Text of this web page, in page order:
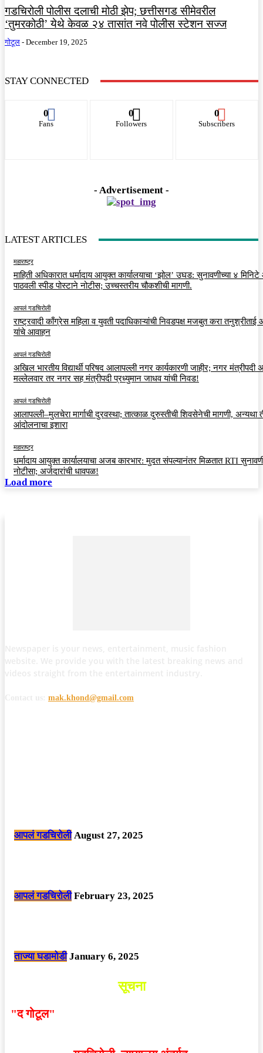
गडचिरोली पोलीस दलाची मोठी झेप; छत्तीसगड सीमेवरील
‘तुमरकोठी’ येथे केवळ २४ तासांत नवे पोलीस स्टेशन सज्ज
गोटूल - December 19, 2025
STAY CONNECTED
0
Fans
0
Followers
0
Subscribers
- Advertisement -
LATEST ARTICLES
महाराष्ट्र
माहिती अधिकारात धर्मादाय आयुक्त कार्यालयाचा ‘झोल’ उघड: सुनावणीच्या ४
पाठवली स्पीड पोस्टाने नोटीस; उच्चस्तरीय चौकशीची मागणी.
आपलं गडचिरोली
राष्ट्रवादी काँग्रेस महिला व युवती पदाधिकाऱ्यांची निवडपक्ष मजबुत करा तनुश्रीताई
यांचे आवाहन
आपलं गडचिरोली
अखिल भारतीय विद्यार्थी परिषद आलापल्ली नगर कार्यकारणी जाहीर; नगर मंत्रीपदी
मल्लेलवार तर नगर सह मंत्रीपदी प्रध्युमान जाधव यांची निवड!
आपलं गडचिरोली
आलापल्ली–मुलचेरा मार्गाची दुरवस्था; तात्काळ दुरुस्तीची शिवसेनेची मागणी, अन्यथा
आंदोलनाचा इशारा
महाराष्ट्र
धर्मादाय आयुक्त कार्यालयाचा अजब कारभार: मुदत संपल्यानंतर मिळतात RTI
नोटीसा; अर्जदारांची धावपळ!
Load more
mak.khond@gmail.com
आपलं गडचिरोली August 27, 2025
आपलं गडचिरोली February 23, 2025
ताज्या घडामोडी January 6, 2025
सूचना
"द गोटूल"